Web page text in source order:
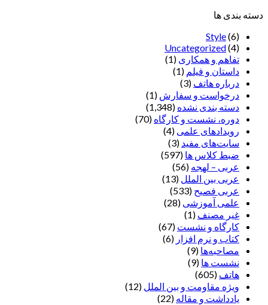
دسته بندی ها
Style(6)
Uncategorized(4)
تفاهم و همکاری (1)
داستان و فیلم (1)
درباره هاتف (3)
درخواست و سفارش (1)
دسته بندی نشده (1,348)
دوره، نشست و کارگاه (70)
رویدادهای علمی (4)
سایت‌های مفید (3)
ضبط کلاس ها (597)
عربی – لهجه (56)
عربی بین الملل (13)
عربی فصیح (533)
علمی آموزشی (28)
غير مصنف (1)
کارگاه و نشست (67)
کتاب و نرم افزار (6)
مصاحبه‌ها (9)
نشست ها (9)
هاتف (605)
ویژه مقاومت و بین الملل (12)
یادداشت‌ و مقاله (22)